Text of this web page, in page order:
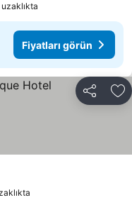
Fiyatları görün
Paylaş